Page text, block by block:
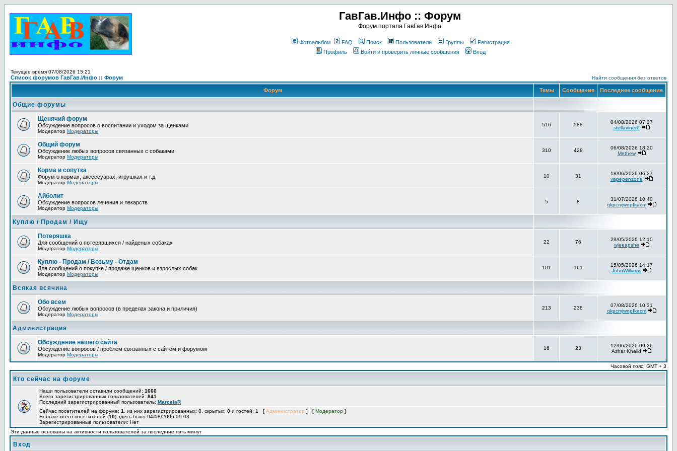
ГавГав.Инфо :: Форум
Форум портала ГавГав.Инфо
Фотоальбом FAQ Поиск Пользователи Группы
Регистрация
Профиль
Войти и проверить личные сообщения Вход
Текущее время 07/08/2026 15:21
Список форумов ГавГав.Инфо :: Форум Найти сообщения без ответов
Форум Темы Сообщения Последнее сообщение
Общие форумы
Щенячий форум
Обсуждение вопросов о воспитании и уходом за щенками
Модератор Модераторы
516 588
04/08/2026 07:37
stellaviner0
Общий форум
Обсуждение любых вопросов связанных с собаками
Модератор Модераторы
310 428
06/08/2026 18:20
Methew
Корма и сопутка
Форум о кормах, аксессуарах, игрушках и т.д.
Модератор Модераторы
10 31
18/06/2026 06:27
vapepenzone
Айболит
Обсуждение вопросов лечения и лекарств
Модератор Модераторы
5 8
31/07/2026 10:40
qkpcmjwnpfkacm
Куплю / Продам / Ищу
Потеряшка
Для сообщений о потерявшихся / найденых собаках
Модератор Модераторы
22 76
29/05/2026 12:10
wjeeapshe
Куплю - Продам / Возьму - Отдам
Для сообщений о покупке / продаже щенков и взрослых собак
Модератор Модераторы
101 161
15/05/2026 14:17
JohnWilliams
Всякая всячина
Обо всем
Обсуждение любых вопросов (в пределах закона и приличия)
Модератор Модераторы
213 238
07/08/2026 10:31
qkpcmjwnpfkacm
Администрация
Обсуждение нашего сайта
Обсуждение вопросов / проблем связанных с сайтом и форумом
Модератор Модераторы
16 23
12/06/2026 09:26
Azhar Khalid
Часовой пояс: GMT + 3
Кто сейчас на форуме
Наши пользователи оставили сообщений: 1660
Всего зарегистрированных пользователей: 841
Последний зарегистрированный пользователь: MarcelaR
Сейчас посетителей на форуме: 1 , из них зарегистрированных: 0, скрытых: 0 и гостей: 1 [ Администратор ] [ Модератор ]
Больше всего посетителей (10) здесь было 04/08/2006 09:03
Зарегистрированные пользователи: Нет
Эти данные основаны на активности пользователей за последние пять минут
Вход